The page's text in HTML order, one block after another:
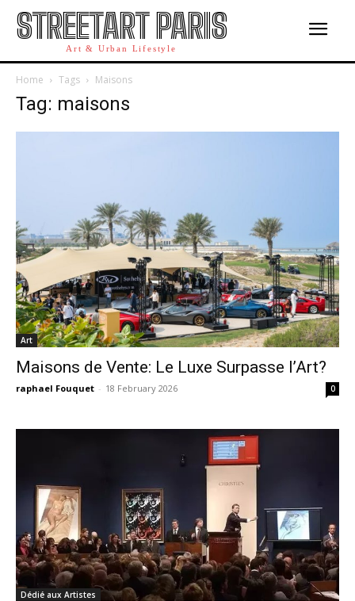
STREETART PARIS
Art & Urban Lifestyle
Home Tags Maisons
Tag: maisons
Art
Maisons de Vente: Le Luxe Surpasse l’Art?
raphael Fouquet - 18 February 2026 0
Dédié aux Artistes